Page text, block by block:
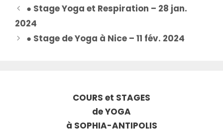
● Stage Yoga et Respiration – 28 jan.
2024
● Stage de Yoga à Nice – 11 fév. 2024
COURS et STAGES
de YOGA
à SOPHIA-ANTIPOLIS